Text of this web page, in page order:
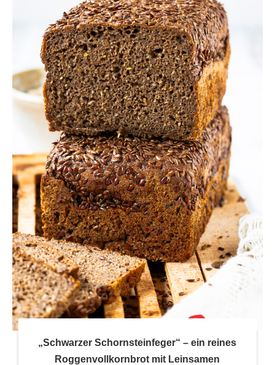
„Schwarzer Schornsteinfeger“ – ein reines
Roggenvollkornbrot mit Leinsamen